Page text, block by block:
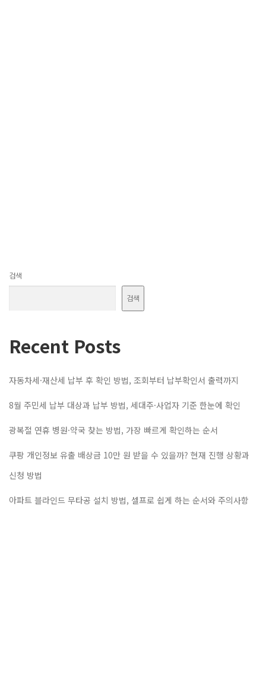
검색
검색
Recent Posts
자동차세·재산세 납부 후 확인 방법, 조회부터 납부확인서 출력까지
8월 주민세 납부 대상과 납부 방법, 세대주·사업자 기준 한눈에 확인
광복절 연휴 병원·약국 찾는 방법, 가장 빠르게 확인하는 순서
쿠팡 개인정보 유출 배상금 10만 원 받을 수 있을까? 현재 진행 상황과
신청 방법
아파트 블라인드 무타공 설치 방법, 셀프로 쉽게 하는 순서와 주의사항